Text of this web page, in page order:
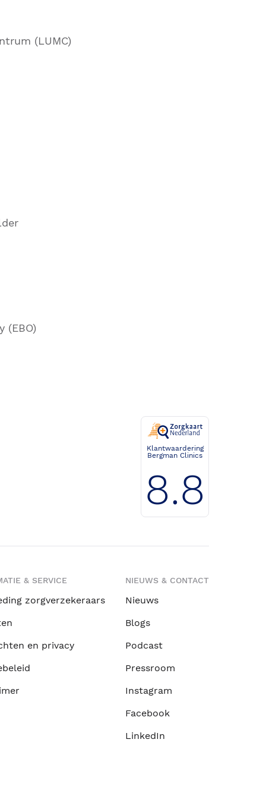
(LUMC)
(EBO)
Klantwaardering
Bergman Clinics
8.8
& SERVICE
zorgverzekeraars
en privacy
NIEUWS & CONTACT
Nieuws
Blogs
Podcast
Pressroom
Instagram
Facebook
LinkedIn